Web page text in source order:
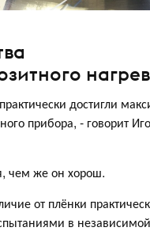
достигли
прибора, - говорит
чем же он хорош.
от плёнки
в независимой